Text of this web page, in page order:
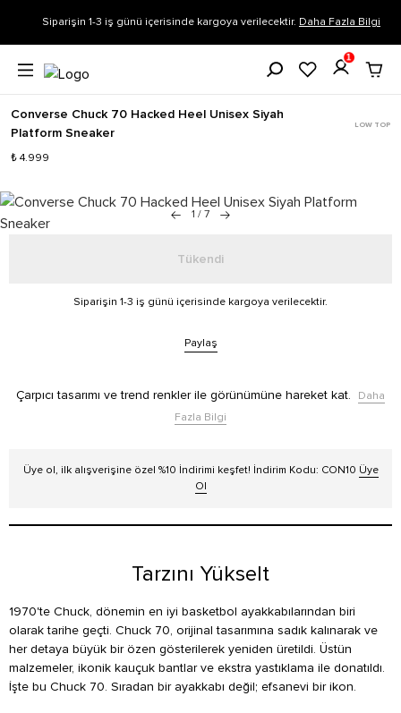
Siparişin 1-3 iş günü içerisinde kargoya verilecektir.Daha Fazla Bilgi
1
Converse Chuck 70 Hacked Heel Unisex Siyah
Platform Sneaker
LOW TOP
₺ 4.999
1 / 7
Tükendi
Siparişin 1-3 iş günü içerisinde kargoya verilecektir.
Paylaş
Çarpıcı tasarımı ve trend renkler ile görünümüne hareket kat.
Daha
Fazla Bilgi
Üye ol, ilk alışverişine özel %10 İndirimi keşfet! İndirim Kodu: CON10 Üye
Ol
Tarzını Yükselt
1970'te Chuck, dönemin en iyi basketbol ayakkabılarından biri
olarak tarihe geçti. Chuck 70, orijinal tasarımına sadık kalınarak ve
her detaya büyük bir özen gösterilerek yeniden üretildi. Üstün
malzemeler, ikonik kauçuk bantlar ve ekstra yastıklama ile donatıldı.
İşte bu Chuck 70. Sıradan bir ayakkabı değil; efsanevi bir ikon.